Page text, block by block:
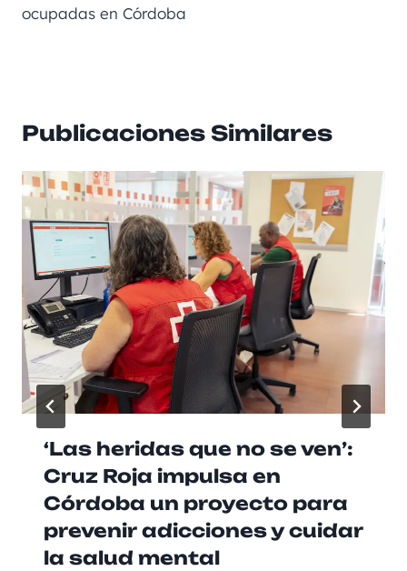
ocupadas en Córdoba
Publicaciones Similares
‘Las heridas que no se ven’:
Cruz Roja impulsa en
Córdoba un proyecto para
prevenir adicciones y cuidar
la salud mental